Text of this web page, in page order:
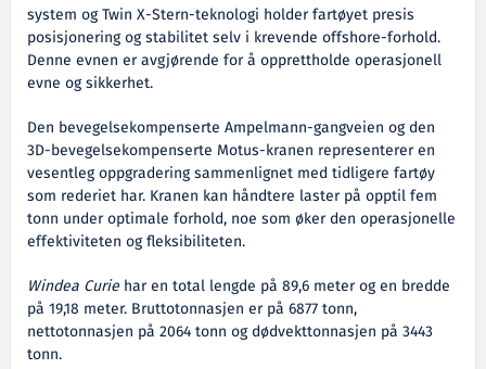
system og Twin X-Stern-teknologi holder fartøyet presis
posisjonering og stabilitet selv i krevende offshore-forhold.
Denne evnen er avgjørende for å opprettholde operasjonell
evne og sikkerhet.
Den bevegelsekompenserte Ampelmann-gangveien og den
3D-bevegelsekompenserte Motus-kranen representerer en
vesentleg oppgradering sammenlignet med tidligere fartøy
som rederiet har. Kranen kan håndtere laster på opptil fem
tonn under optimale forhold, noe som øker den operasjonelle
effektiviteten og fleksibiliteten.
Windea Curie har en total lengde på 89,6 meter og en bredde
på 19,18 meter. Bruttotonnasjen er på 6877 tonn,
nettotonnasjen på 2064 tonn og dødvekttonnasjen på 3443
tonn.